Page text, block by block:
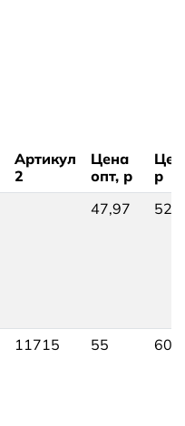
Артикул
2
Цена
опт, р
р
47,97
11715 55